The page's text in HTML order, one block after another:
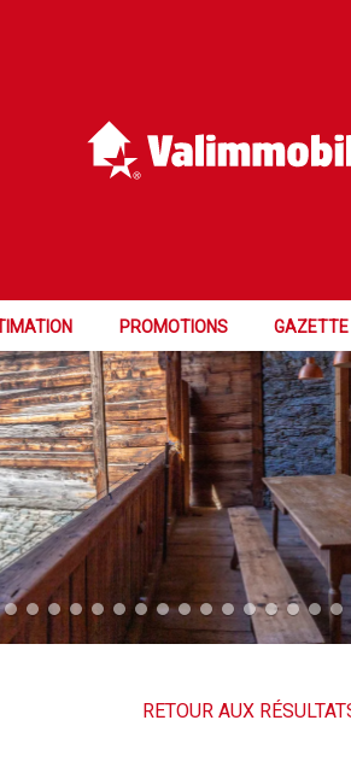
PROMOTIONS GAZETTE
RETOUR AUX